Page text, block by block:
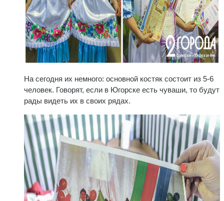
На сегодня их немного: основной костяк состоит из 5-6
человек. Говорят, если в Югорске есть чуваши, то будут
рады видеть их в своих рядах.